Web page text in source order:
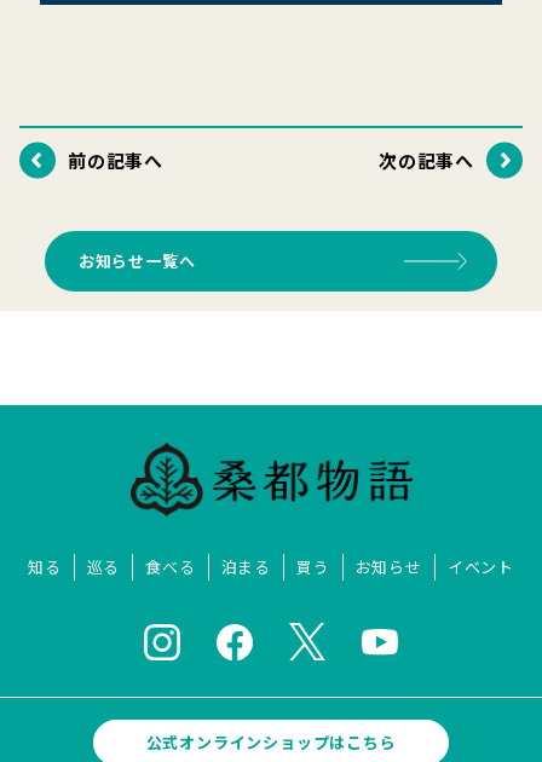
前の記事へ 次の記事へ
お知らせ一覧へ
知る 巡る 食べる 泊まる 買う お知らせ イベント
公式オンラインショップはこちら